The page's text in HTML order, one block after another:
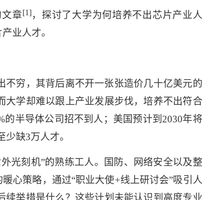
章[1]，探讨了大学为何培养不出芯片产业人
业人才。
穷，其背后离不开一张张造价几十亿美元的
学却难以跟上产业发展步伐，培养不出符合
的半导体公司招不到人；美国预计到 2030年将
少缺3万人才。
光刻机”的熟练工人。国防、网络安全以及整
心策略，通过“职业大使+线上研讨会”吸引人
举措是什么？这些计划未能认识到高度专业